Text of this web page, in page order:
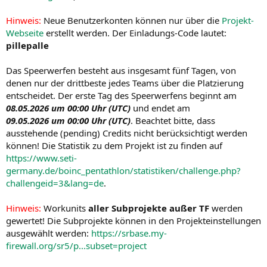
Hinweis: Neue Benutzerkonten können nur über die Projekt-
Webseite erstellt werden. Der Einladungs-Code lautet:
pillepalle
Das Speerwerfen besteht aus insgesamt fünf Tagen, von
denen nur der drittbeste jedes Teams über die Platzierung
entscheidet. Der erste Tag des Speerwerfens beginnt am
08.05.2026 um 00:00 Uhr (UTC) und endet am
09.05.2026 um 00:00 Uhr (UTC). Beachtet bitte, dass
ausstehende (pending) Credits nicht berücksichtigt werden
können! Die Statistik zu dem Projekt ist zu finden auf
https://www.seti-
germany.de/boinc_pentathlon/statistiken/challenge.php?
challengeid=3&lang=de.
Hinweis: Workunits aller Subprojekte außer TF werden
gewertet! Die Subprojekte können in den Projekteinstellungen
ausgewählt werden: https://srbase.my-
firewall.org/sr5/p...subset=project